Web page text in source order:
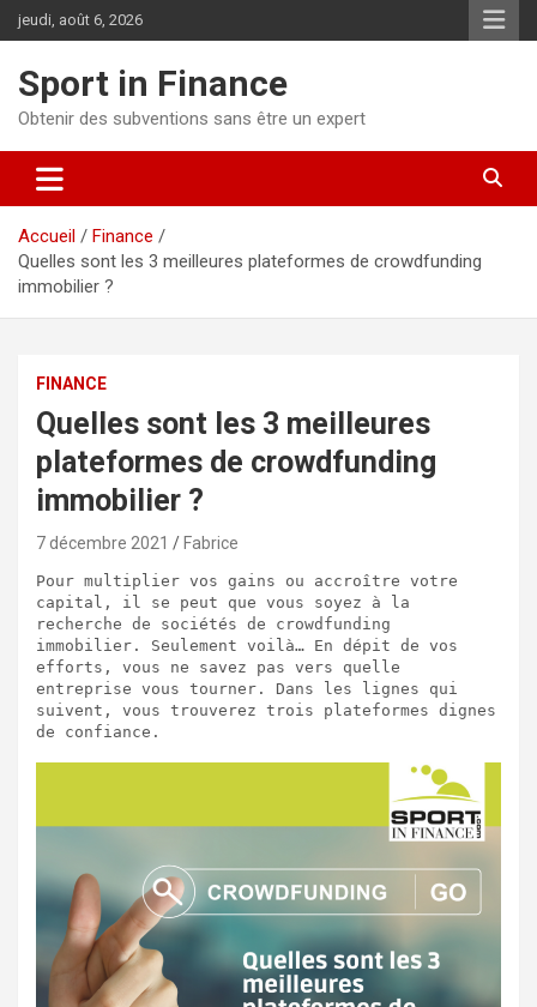
jeudi, août 6, 2026
Sport in Finance
Obtenir des subventions sans être un expert
Accueil
Finance
Quelles sont les 3 meilleures plateformes de crowdfunding
immobilier ?
FINANCE
Quelles sont les 3 meilleures
plateformes de crowdfunding
immobilier ?
7 décembre 2021 Fabrice
Pour multiplier vos gains ou accroître votre
capital, il se peut que vous soyez à la
recherche de sociétés de crowdfunding
immobilier. Seulement voilà… En dépit de vos
efforts, vous ne savez pas vers quelle
entreprise vous tourner. Dans les lignes qui
suivent, vous trouverez trois plateformes dignes